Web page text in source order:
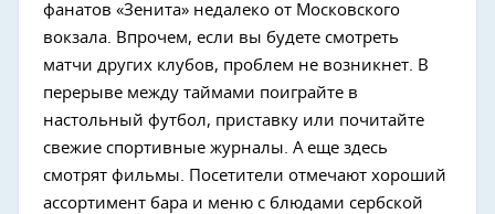
фанатов «Зенита» недалеко от Московского
вокзала. Впрочем, если вы будете смотреть
матчи других клубов, проблем не возникнет. В
перерыве между таймами поиграйте в
настольный футбол, приставку или почитайте
свежие спортивные журналы. А еще здесь
смотрят фильмы. Посетители отмечают хороший
ассортимент бара и меню с блюдами сербской